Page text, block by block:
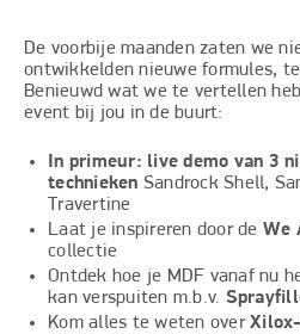
De voorbije maanden zaten we
ontwikkelden nieuwe formules,
Benieuwd wat we te vertellen
event bij jou in de buurt:
In primeur: live demo van 3
technieken Sandrock Shell,
Travertine
Laat je inspireren door de We
collectie
Ontdek hoe je MDF vanaf nu
kan verspuiten m.b.v.
Kom alles te weten over